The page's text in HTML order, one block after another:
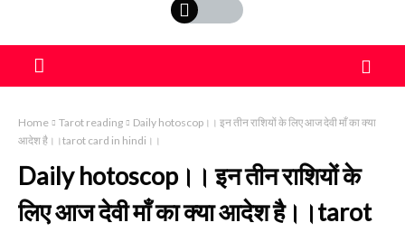
Home Tarot reading
Daily hotoscop।। इन तीन राशियों के लिए आज देवी माँ का क्या
आदेश है।।tarot card in hindi।।
Daily hotoscop।। इन तीन राशियों के
लिए आज देवी माँ का क्या आदेश है।।tarot